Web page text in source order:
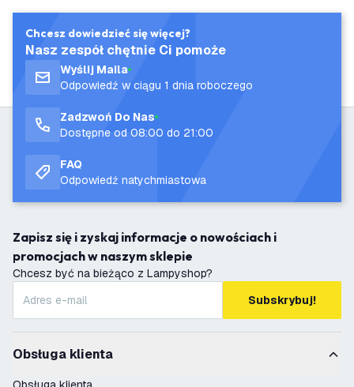
Chcesz dowiedzieć się więcej?
Nasz zespół chętnie Ci pomoże
Wyślij Maila
Odpowiedź w ciągu 1 dnia roboczego
Zadzwoń Do Nas
Dostępne od 08:00 do 21:00
FAQ
Odpowiedź natychmiastowa
Zapisz się i zyskaj informacje o nowościach i
promocjach w naszym sklepie
Chcesz być na bieżąco z Lampyshop?
Subskrybuj!
Obsługa klienta